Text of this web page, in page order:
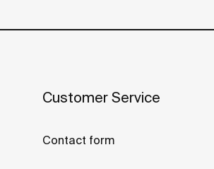
Customer Service
Contact form